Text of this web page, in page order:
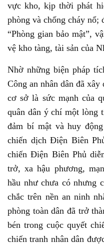
vực kho, kịp thời phát
phòng và chống cháy nổ;
“Phòng gian bảo mật”,
vệ kho tàng, tài sản của
Nhờ những biện pháp
Công an nhân dân đã
cơ sở là sức mạnh của
quân dân ý chí một lòng
đảm bí mật và huy
chiến dịch Điện Biên
chiến Điện Biên Phủ
trở, xa hậu phương,
hầu như chưa có nhưng
chắc trên nền an ninh
phòng toàn dân đã trở
bén trong cuộc quyết
chiến tranh nhân dân